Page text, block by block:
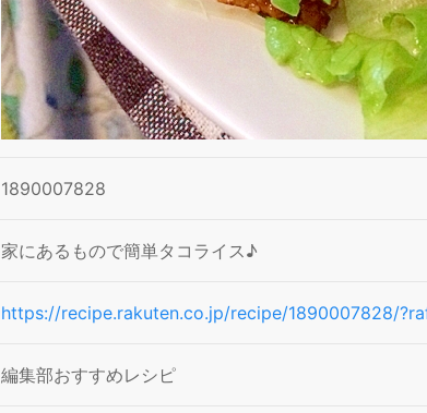
1890007828
家にあるもので簡単タコライス♪
https://recipe.rakuten.co.jp/recipe/1890007828/
編集部おすすめレシピ